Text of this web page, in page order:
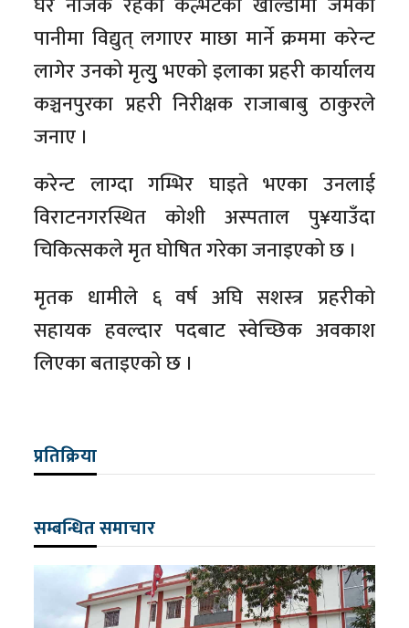
पानीमा विद्युत् लगाएर माछा मार्ने क्रममा करेन्ट
लागेर उनको मृत्युु भएको इलाका प्रहरी कार्यालय
कञ्चनपुरका प्रहरी निरीक्षक राजाबाबु ठाकुरले
जनाए ।
करेन्ट लाग्दा गम्भिर घाइते भएका उनलाई
विराटनगरस्थित कोशी अस्पताल पु¥याउँदा
चिकित्सकले मृत घोषित गरेका जनाइएको छ ।
मृतक धामीले ६ वर्ष अघि सशस्त्र प्रहरीको
सहायक हवल्दार पदबाट स्वेच्छिक अवकाश
लिएका बताइएको छ ।
प्रतिक्रिया
सम्बन्धित समाचार